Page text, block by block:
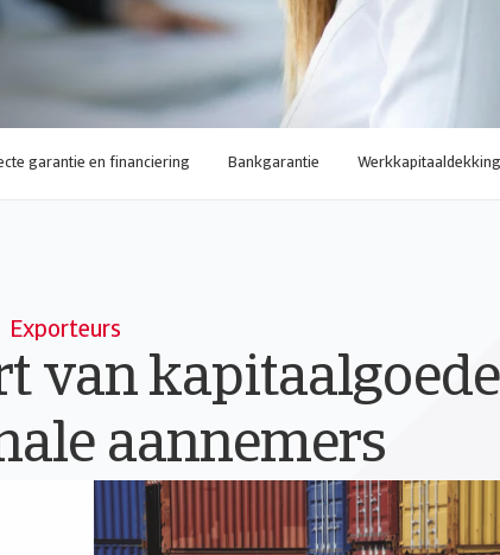
garantie en financiering Bankgarantie Werkkapitaaldekking
Exporteurs
van
aannemers